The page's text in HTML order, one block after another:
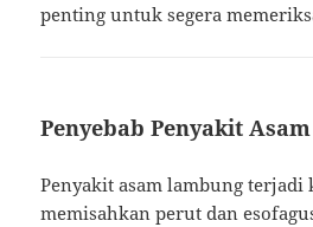
penting untuk segera
Penyebab Penyakit
Penyakit asam lambung terjadi
memisahkan perut dan